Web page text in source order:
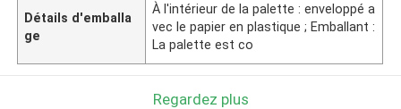
Détails d'emballa
ge
À l'intérieur de la palette : enveloppé a
vec le papier en plastique ; Emballant :
La palette est co
Regardez plus